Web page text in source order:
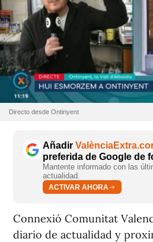
Directo desde Ontinyent
Añadir
preferida de Google de
Mantente informado con las
actualidad.
ACTIVAR AHORA
Connexió Comunitat
diario de actualidad y